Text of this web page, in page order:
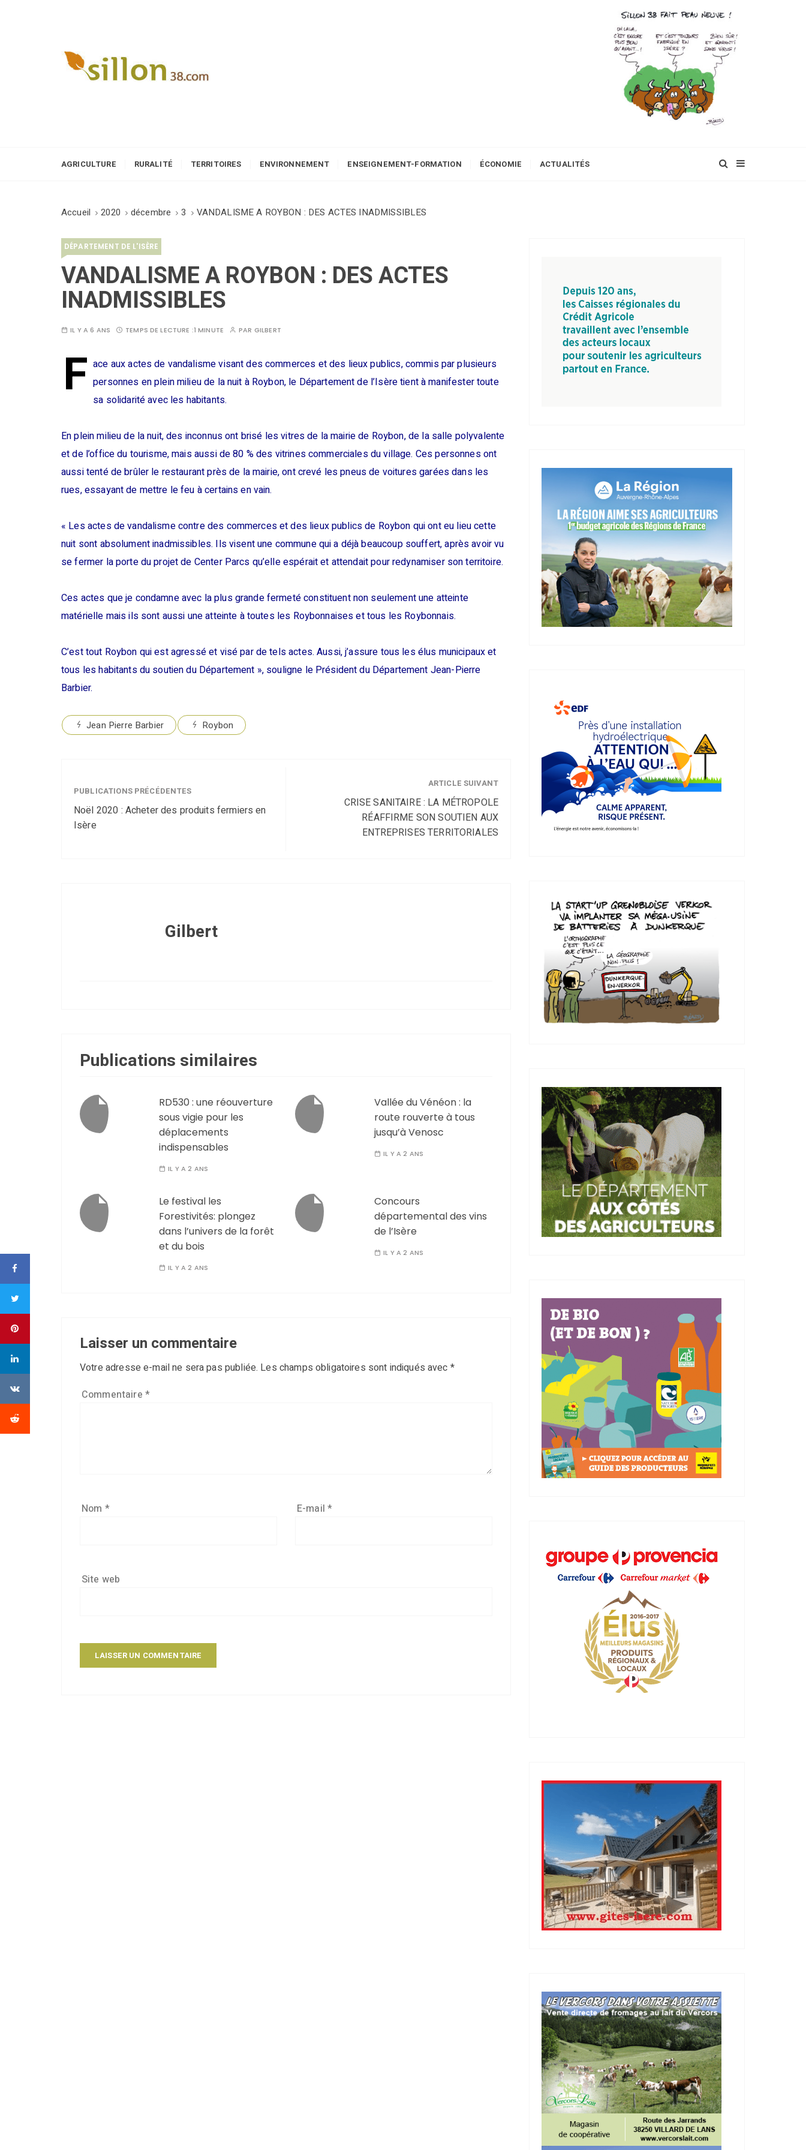
AGRICULTURE RURALITÉ TERRITOIRES ENVIRONNEMENT ENSEIGNEMENT-FORMATION ÉCONOMIE ACTUALITÉS
Accueil 2020 décembre 3 VANDALISME A ROYBON : DES ACTES INADMISSIBLES
DÉPARTEMENT DE L'ISÈRE
VANDALISME A ROYBON : DES ACTES
INADMISSIBLES
IL Y A 6 ANS TEMPS DE LECTURE :1 MINUTE PAR GILBERT
F ace aux actes de vandalisme visant des commerces et des lieux publics, commis par plusieurs
personnes en plein milieu de la nuit à Roybon, le Département de l’Isère tient à manifester toute
sa solidarité avec les habitants.
En plein milieu de la nuit, des inconnus ont brisé les vitres de la mairie de Roybon, de la salle polyvalente
et de l’office du tourisme, mais aussi de 80 % des vitrines commerciales du village. Ces personnes ont
aussi tenté de brûler le restaurant près de la mairie, ont crevé les pneus de voitures garées dans les
rues, essayant de mettre le feu à certains en vain.
« Les actes de vandalisme contre des commerces et des lieux publics de Roybon qui ont eu lieu cette
nuit sont absolument inadmissibles. Ils visent une commune qui a déjà beaucoup souffert, après avoir vu
se fermer la porte du projet de Center Parcs qu’elle espérait et attendait pour redynamiser son territoire.
Ces actes que je condamne avec la plus grande fermeté constituent non seulement une atteinte
matérielle mais ils sont aussi une atteinte à toutes les Roybonnaises et tous les Roybonnais.
C’est tout Roybon qui est agressé et visé par de tels actes. Aussi, j’assure tous les élus municipaux et
tous les habitants du soutien du Département », souligne le Président du Département Jean-Pierre
Barbier.
Jean Pierre Barbier Roybon
PUBLICATIONS PRÉCÉDENTES
Noël 2020 : Acheter des produits fermiers en
Isère
ARTICLE SUIVANT
CRISE SANITAIRE : LA MÉTROPOLE
RÉAFFIRME SON SOUTIEN AUX
ENTREPRISES TERRITORIALES
Gilbert
Publications similaires
RD530 : une réouverture
sous vigie pour les
déplacements
indispensables
IL Y A 2 ANS
Vallée du Vénéon : la
route rouverte à tous
jusqu’à Venosc
IL Y A 2 ANS
Le festival les
Forestivités: plongez
dans l’univers de la forêt
et du bois
IL Y A 2 ANS
Concours
départemental des vins
de l’Isère
IL Y A 2 ANS
Laisser un commentaire
Votre adresse e-mail ne sera pas publiée. Les champs obligatoires sont indiqués avec *
Commentaire *
Nom * E-mail*
Site web